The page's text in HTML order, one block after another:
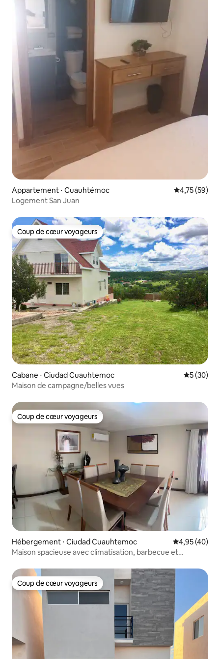
Appartement ⋅ Cuauhtémoc Évaluation
4,75 (59)
Logement San Juan
Coup de cœur voyageurs
Coup de cœur voyageurs
Cabane ⋅ Ciudad Cuauhtemoc
5 (30)
Maison de campagne/belles vues
Coup de cœur voyageurs
Coup de cœur voyageurs
Hébergement ⋅ Ciudad Cuauhtemoc Évaluation
4,95 (40)
Maison spacieuse avec climatisation, barbecue et
Coup de cœur voyageurs
Coup de cœur voyageurs